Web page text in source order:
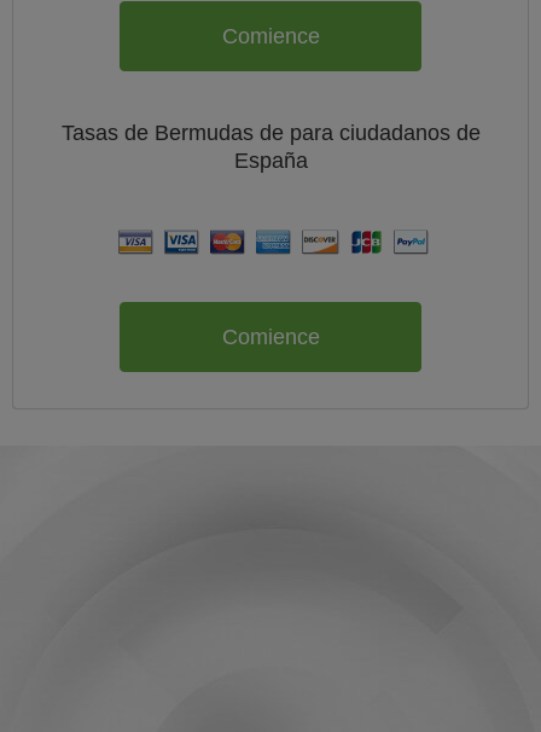
Comience
Tasas de Bermudas de para ciudadanos de
España
Comience